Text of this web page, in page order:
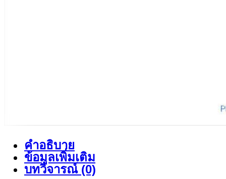
คำอธิบาย
ข้อมูลเพิ่มเติม
บทวิจารณ์ (0)